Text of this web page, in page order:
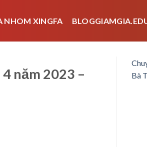
NHOM XINGFA
năm 2023 –
Bà